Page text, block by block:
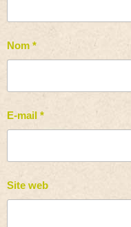
Nom *
E-mail *
Site web